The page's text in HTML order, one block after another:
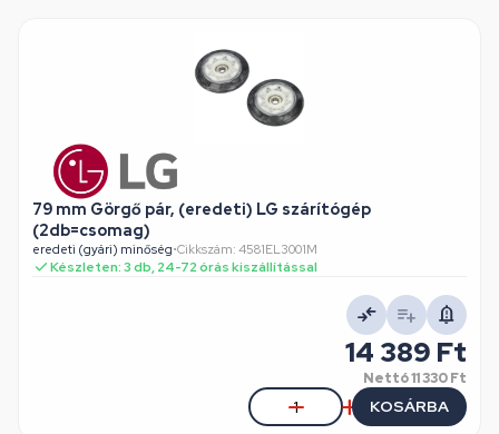
79 mm Görgő pár, (eredeti) LG szárítógép
(2db=csomag)
eredeti (gyári) minőség•Cikkszám: 4581EL3001M
Készleten: 3 db, 24-72 órás kiszállítással
14 389 Ft
Nettó11 330 Ft
KOSÁRBA